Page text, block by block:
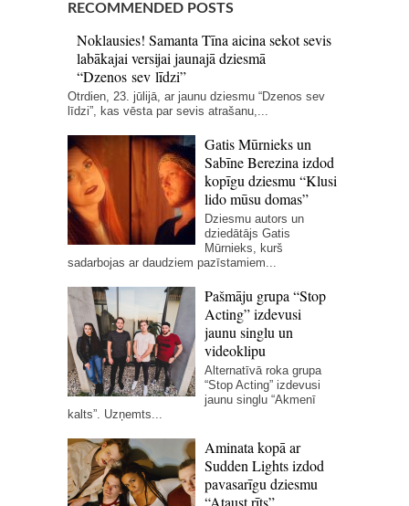
RECOMMENDED POSTS
Noklausies! Samanta Tīna aicina sekot sevis
labākajai versijai jaunajā dziesmā
“Dzenos sev līdzi”
Otrdien, 23. jūlijā, ar jaunu dziesmu “Dzenos sev
līdzi”, kas vēsta par sevis atrašanu,...
Gatis Mūrnieks un
Sabīne Berezina izdod
kopīgu dziesmu “Klusi
lido mūsu domas”
Dziesmu autors un
dziedātājs Gatis
Mūrnieks, kurš
sadarbojas ar daudziem pazīstamiem...
Pašmāju grupa “Stop
Acting” izdevusi
jaunu singlu un
videoklipu
Alternatīvā roka grupa
“Stop Acting” izdevusi
jaunu singlu “Akmenī
kalts”. Uzņemts...
Aminata kopā ar
Sudden Lights izdod
pavasarīgu dziesmu
“Ataust rīts”